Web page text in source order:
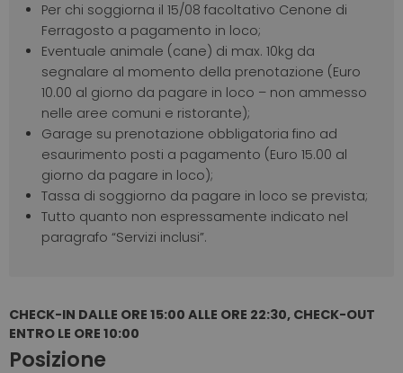
Per chi soggiorna il 15/08 facoltativo Cenone di
Ferragosto a pagamento in loco;
Eventuale animale (cane) di max. 10kg da
segnalare al momento della prenotazione (Euro
10.00 al giorno da pagare in loco – non ammesso
nelle aree comuni e ristorante);
Garage su prenotazione obbligatoria fino ad
esaurimento posti a pagamento (Euro 15.00 al
giorno da pagare in loco);
Tassa di soggiorno da pagare in loco se prevista;
Tutto quanto non espressamente indicato nel
paragrafo “Servizi inclusi”.
CHECK-IN DALLE ORE 15:00 ALLE ORE 22:30, CHECK-OUT
ENTRO LE ORE 10:00
Posizione